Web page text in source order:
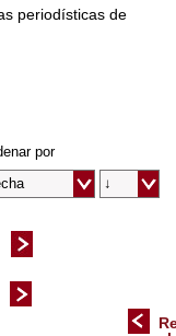
periodísticas de
por